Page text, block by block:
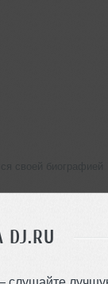
слушайте